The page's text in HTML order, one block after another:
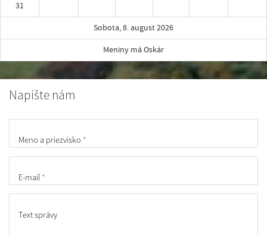
31
Sobota, 8. august 2026
Meniny má Oskár
Napíšte nám
Meno a priezvisko *
E-mail *
Text správy